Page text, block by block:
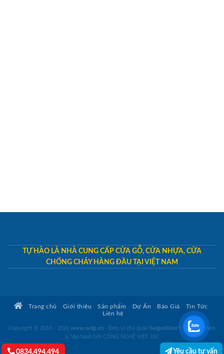
TỰ HÀO LÀ NHÀ CUNG CẤP CỬA GỖ, CỬA NHỰA, CỬA
CHỐNG CHÁY HÀNG ĐẦU TẠI VIỆT NAM
Trang chủ Giới thiệu Sản phẩm Dự Án Báo Giá
Tin Tức
Liên hệ
Copyright © 2010 - 2026 www.wdg.vn - Đơn vị chủ quản SaigonDoor
Thiết kế Web
& Vận hành bởi CÔNG NGHỆ VIỆT JSC
0834.494.494 Yêu cầu tư vấn